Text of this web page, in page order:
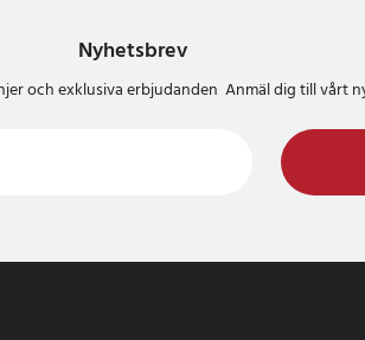
Nyhetsbrev
och exklusiva erbjudanden Anmäl dig till vårt